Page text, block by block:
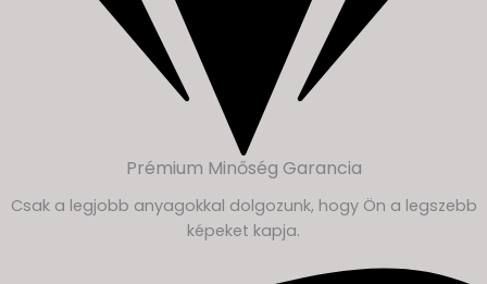
Prémium Minőség Garancia
Csak a legjobb anyagokkal dolgozunk, hogy Ön a legszebb
képeket kapja.